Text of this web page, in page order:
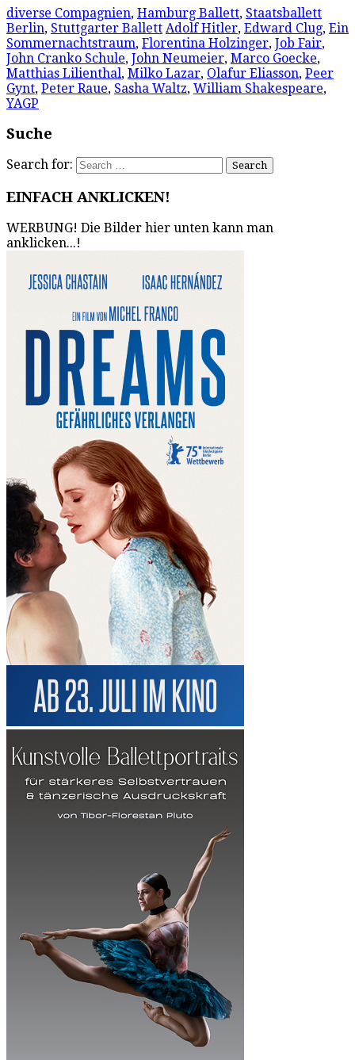
diverse Compagnien, Hamburg Ballett, Staatsballett
Berlin, Stuttgarter Ballett Adolf Hitler, Edward Clug, Ein
Sommernachtstraum, Florentina Holzinger, Job Fair,
John Cranko Schule, John Neumeier, Marco Goecke,
Matthias Lilienthal, Milko Lazar, Olafur Eliasson, Peer
Gynt, Peter Raue, Sasha Waltz, William Shakespeare,
YAGP
Suche
Search for:
EINFACH ANKLICKEN!
WERBUNG! Die Bilder hier unten kann man
anklicken...!